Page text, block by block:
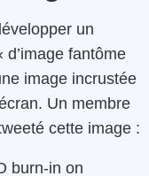
un
d’image fantôme
image incrustée
Un membre
cette image :
burn-in on